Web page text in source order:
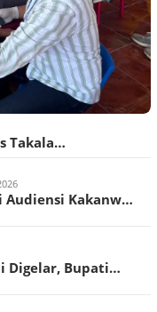
Takala…
Audiensi Kakanw…
Digelar, Bupati…